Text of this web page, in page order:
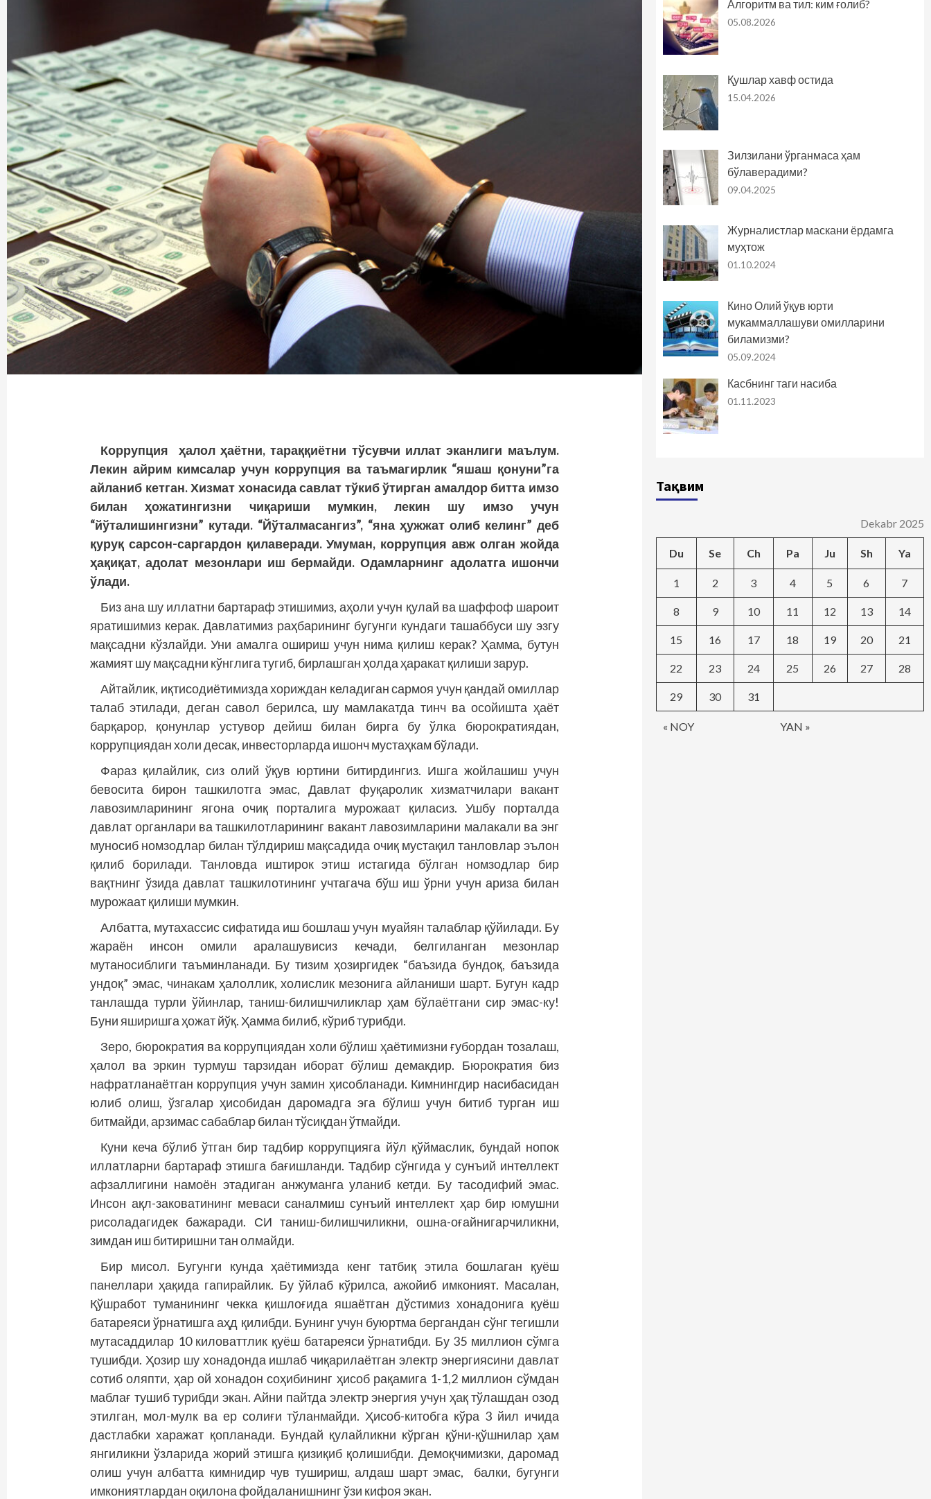
Коррупция ҳалол ҳаётни, тараққиётни тўсувчи иллат эканлиги маълум.
Лекин айрим кимсалар учун коррупция ва таъмагирлик “яшаш қонуни”га
айланиб кетган. Хизмат хонасида савлат тўкиб ўтирган амалдор битта имзо
билан ҳожатингизни чиқариши мумкин, лекин шу имзо учун
“йўталишингизни” кутади. “Йўталмасангиз”, “яна ҳужжат олиб келинг” деб
қуруқ сарсон-саргардон қилаверади. Умуман, коррупция авж олган жойда
ҳақиқат, адолат мезонлари иш бермайди. Одамларнинг адолатга ишончи
ўлади.
Биз ана шу иллатни бартараф этишимиз, аҳоли учун қулай ва шаффоф шароит
яратишимиз керак. Давлатимиз раҳбарининг бугунги кундаги ташаббуси шу эзгу
мақсадни кўзлайди. Уни амалга ошириш учун нима қилиш керак? Ҳамма, бутун
жамият шу мақсадни кўнглига тугиб, бирлашган ҳолда ҳаракат қилиши зарур.
Айтайлик, иқтисодиётимизда хориждан келадиган сармоя учун қандай омиллар
талаб этилади, деган савол берилса, шу мамлакатда тинч ва осойишта ҳаёт
барқарор, қонунлар устувор дейиш билан бирга бу ўлка бюрократиядан,
коррупциядан холи десак, инвесторларда ишонч мустаҳкам бўлади.
Фараз қилайлик, сиз олий ўқув юртини битирдингиз. Ишга жойлашиш учун
бевосита бирон ташкилотга эмас, Давлат фуқаролик хизматчилари вакант
лавозимларининг ягона очиқ порталига мурожаат қиласиз. Ушбу порталда
давлат органлари ва ташкилотларининг вакант лавозимларини малакали ва энг
муносиб номзодлар билан тўлдириш мақсадида очиқ мустақил танловлар эълон
қилиб борилади. Танловда иштирок этиш истагида бўлган номзодлар бир
вақтнинг ўзида давлат ташкилотининг учтагача бўш иш ўрни учун ариза билан
мурожаат қилиши мумкин.
Албатта, мутахассис сифатида иш бошлаш учун муайян талаблар қўйилади. Бу
жараён инсон омили аралашувисиз кечади, белгиланган мезонлар
мутаносиблиги таъминланади. Бу тизим ҳозиргидек “баъзида бундоқ, баъзида
ундоқ” эмас, чинакам ҳалоллик, холислик мезонига айланиши шарт. Бугун кадр
танлашда турли ўйинлар, таниш-билишчиликлар ҳам бўлаётгани сир эмас-ку!
Буни яширишга ҳожат йўқ. Ҳамма билиб, кўриб турибди.
Зеро, бюрократия ва коррупциядан холи бўлиш ҳаётимизни ғубордан тозалаш,
ҳалол ва эркин турмуш тарзидан иборат бўлиш демакдир. Бюрократия биз
нафратланаётган коррупция учун замин ҳисобланади. Кимнингдир насибасидан
юлиб олиш, ўзгалар ҳисобидан даромадга эга бўлиш учун битиб турган иш
битмайди, арзимас сабаблар билан тўсиқдан ўтмайди.
Куни кеча бўлиб ўтган бир тадбир коррупцияга йўл қўймаслик, бундай нопок
иллатларни бартараф этишга бағишланди. Тадбир сўнгида у сунъий интеллект
афзаллигини намоён этадиган анжуманга уланиб кетди. Бу тасодифий эмас.
Инсон ақл-заковатининг меваси саналмиш сунъий интеллект ҳар бир юмушни
рисоладагидек бажаради. СИ таниш-билишчиликни, ошна-оғайнигарчиликни,
зимдан иш битиришни тан олмайди.
Бир мисол. Бугунги кунда ҳаётимизда кенг татбиқ этила бошлаган қуёш
панеллари ҳақида гапирайлик. Бу ўйлаб кўрилса, ажойиб имконият. Масалан,
Қўшработ туманининг чекка қишлоғида яшаётган дўстимиз хонадонига қуёш
батареяси ўрнатишга аҳд қилибди. Бунинг учун буюртма бергандан сўнг тегишли
мутасаддилар 10 киловаттлик қуёш батареяси ўрнатибди. Бу 35 миллион сўмга
тушибди. Ҳозир шу хонадонда ишлаб чиқарилаётган электр энергиясини давлат
сотиб оляпти, ҳар ой хонадон соҳибининг ҳисоб рақамига 1-1,2 миллион сўмдан
маблағ тушиб турибди экан. Айни пайтда электр энергия учун ҳақ тўлашдан озод
этилган, мол-мулк ва ер солиғи тўланмайди. Ҳисоб-китобга кўра 3 йил ичида
дастлабки харажат қопланади. Бундай қулайликни кўрган қўни-қўшнилар ҳам
янгиликни ўзларида жорий этишга қизиқиб қолишибди. Демоқчимизки, даромад
олиш учун албатта кимнидир чув тушириш, алдаш шарт эмас, балки, бугунги
имкониятлардан оқилона фойдаланишнинг ўзи кифоя экан.
Алгоритм ва тил: ким ғолиб?
05.08.2026
Қушлар хавф остида
15.04.2026
Зилзилани ўрганмаса ҳам
бўлаверадими?
09.04.2025
Журналистлар маскани ёрдамга
муҳтож
01.10.2024
Кино Олий ўқув юрти
мукаммаллашуви омилларини
биламизми?
05.09.2024
Касбнинг таги насиба
01.11.2023
Тақвим
Dekabr 2025
Du Se Ch Pa Ju Sh Ya
« NOY YAN »
1 2 3 4 5 6 7
8 9 10 11 12 13 14
15 16 17 18 19 20 21
22 23 24 25 26 27 28
29 30 31